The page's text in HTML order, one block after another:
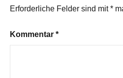
Erforderliche Felder sind mit*
Kommentar *